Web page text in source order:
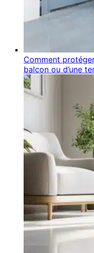
Comment
balcon ou d’une